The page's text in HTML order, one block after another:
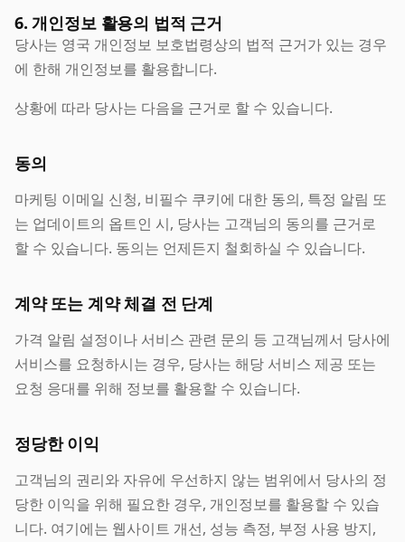
6. 개인정보 활용의 법적 근거
당사는 영국 개인정보 보호법령상의 법적 근거가 있는 경우
에 한해 개인정보를 활용합니다.
상황에 따라 당사는 다음을 근거로 할 수 있습니다.
동의
마케팅 이메일 신청, 비필수 쿠키에 대한 동의, 특정 알림 또
는 업데이트의 옵트인 시, 당사는 고객님의 동의를 근거로
할 수 있습니다. 동의는 언제든지 철회하실 수 있습니다.
계약 또는 계약 체결 전 단계
가격 알림 설정이나 서비스 관련 문의 등 고객님께서 당사에
서비스를 요청하시는 경우, 당사는 해당 서비스 제공 또는
요청 응대를 위해 정보를 활용할 수 있습니다.
정당한 이익
고객님의 권리와 자유에 우선하지 않는 범위에서 당사의 정
당한 이익을 위해 필요한 경우, 개인정보를 활용할 수 있습
니다. 여기에는 웹사이트 개선, 성능 측정, 부정 사용 방지,